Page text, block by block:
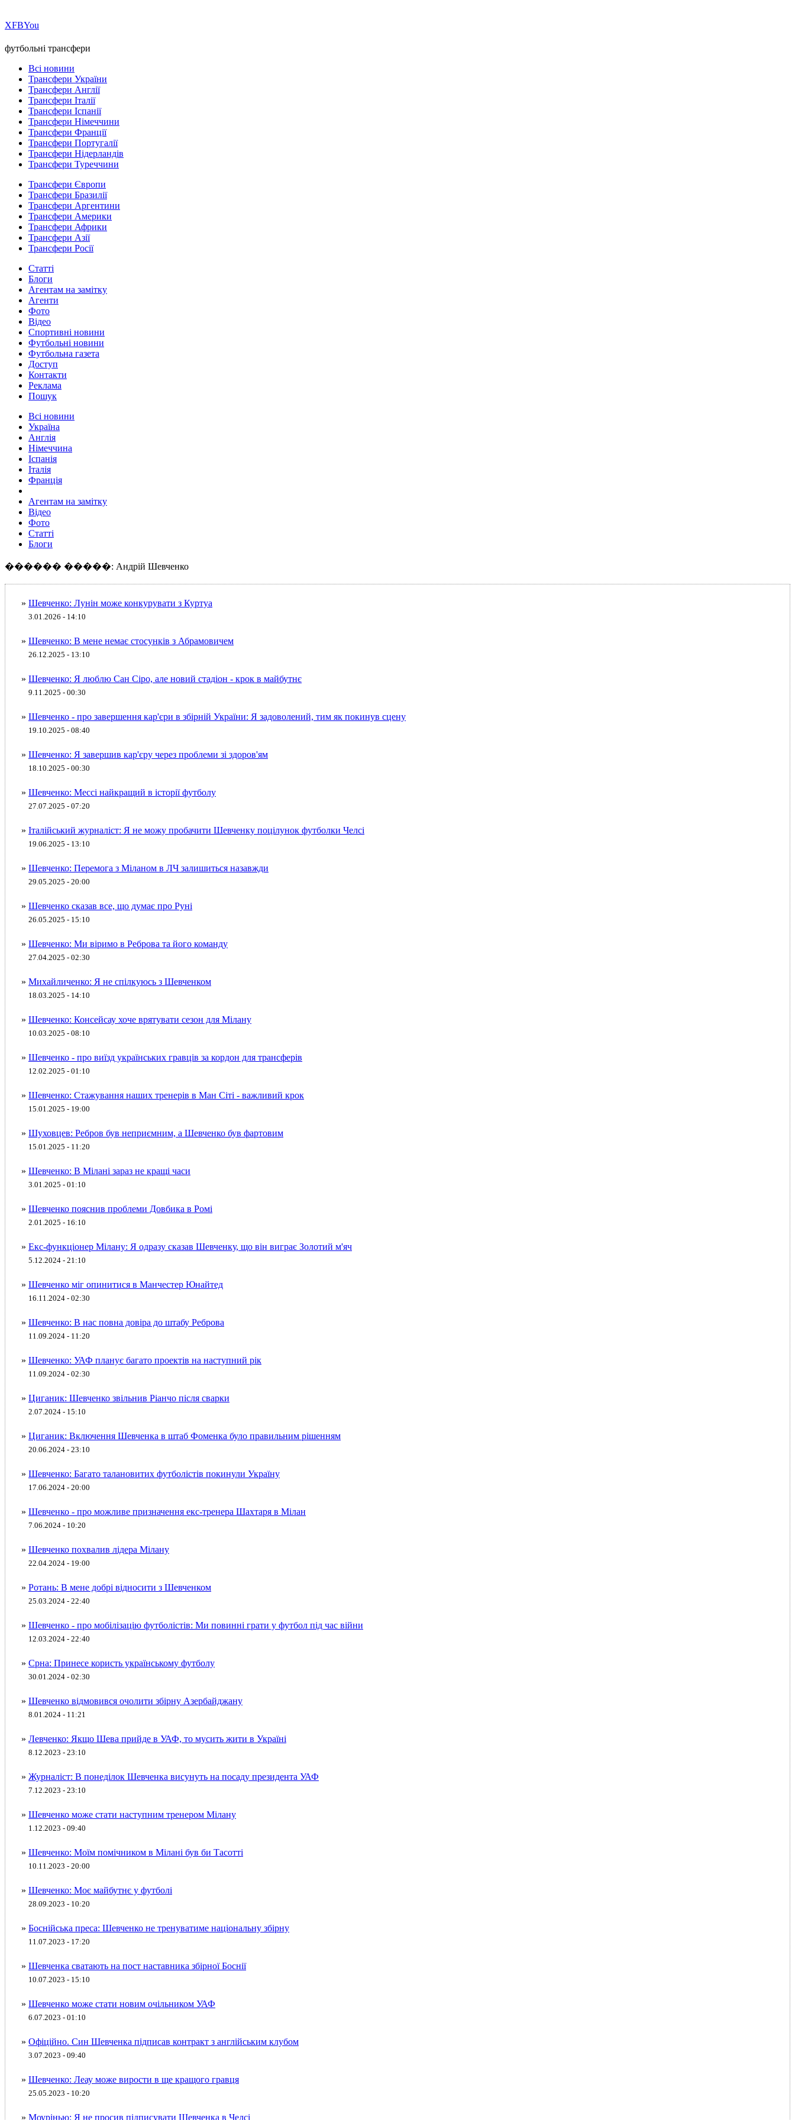
ХFBYou
футбольні трансфери
Всі новини
Трансфери України
Трансфери Англії
Трансфери Італії
Трансфери Іспанії
Трансфери Німеччини
Трансфери Франції
Трансфери Португалії
Трансфери Нідерландів
Трансфери Туреччини
Трансфери Європи
Трансфери Бразилії
Трансфери Аргентини
Трансфери Америки
Трансфери Африки
Трансфери Азії
Трансфери Росії
Статті
Блоги
Агентам на замітку
Агенти
Фото
Відео
Спортивні новини
Футбольні новини
Футбольна газета
Доступ
Контакти
Реклама
Пошук
Всі новини
Україна
Англія
Німеччина
Іспанія
Італія
Франція
Агентам на замітку
Відео
Фото
Статті
Блоги
������ �����: Андрій Шевченко
» Шевченко: Лунін може конкурувати з Куртуа
3.01.2026 - 14:10
» Шевченко: В мене немає стосунків з Абрамовичем
26.12.2025 - 13:10
» Шевченко: Я люблю Сан Сіро, але новий стадіон - крок в майбутнє
9.11.2025 - 00:30
» Шевченко - про завершення кар'єри в збірній України: Я задоволений, тим як покинув сцену
19.10.2025 - 08:40
» Шевченко: Я завершив кар'єру через проблеми зі здоров'ям
18.10.2025 - 00:30
» Шевченко: Мессі найкращий в історії футболу
27.07.2025 - 07:20
» Італійський журналіст: Я не можу пробачити Шевченку поцілунок футболки Челсі
19.06.2025 - 13:10
» Шевченко: Перемога з Міланом в ЛЧ залишиться назавжди
29.05.2025 - 20:00
» Шевченко сказав все, що думає про Руні
26.05.2025 - 15:10
» Шевченко: Ми віримо в Реброва та його команду
27.04.2025 - 02:30
» Михайличенко: Я не спілкуюсь з Шевченком
18.03.2025 - 14:10
» Шевченко: Консейсау хоче врятувати сезон для Мілану
10.03.2025 - 08:10
» Шевченко - про виїзд українських гравців за кордон для трансферів
12.02.2025 - 01:10
» Шевченко: Стажування наших тренерів в Ман Сіті - важливий крок
15.01.2025 - 19:00
» Шуховцев: Ребров був неприємним, а Шевченко був фартовим
15.01.2025 - 11:20
» Шевченко: В Мілані зараз не кращі часи
3.01.2025 - 01:10
» Шевченко пояснив проблеми Довбика в Ромі
2.01.2025 - 16:10
» Екс-функціонер Мілану: Я одразу сказав Шевченку, що він виграє Золотий м'яч
5.12.2024 - 21:10
» Шевченко міг опинитися в Манчестер Юнайтед
16.11.2024 - 02:30
» Шевченко: В нас повна довіра до штабу Реброва
11.09.2024 - 11:20
» Шевченко: УАФ планує багато проектів на наступний рік
11.09.2024 - 02:30
» Циганик: Шевченко звільнив Ріанчо після сварки
2.07.2024 - 15:10
» Циганик: Включення Шевченка в штаб Фоменка було правильним рішенням
20.06.2024 - 23:10
» Шевченко: Багато талановитих футболістів покинули Україну
17.06.2024 - 20:00
» Шевченко - про можливе призначення екс-тренера Шахтаря в Мілан
7.06.2024 - 10:20
» Шевченко похвалив лідера Мілану
22.04.2024 - 19:00
» Ротань: В мене добрі відносити з Шевченком
25.03.2024 - 22:40
» Шевченко - про мобілізацію футболістів: Ми повинні грати у футбол під час війни
12.03.2024 - 22:40
» Срна: Принесе користь українському футболу
30.01.2024 - 02:30
» Шевченко відмовився очолити збірну Азербайджану
8.01.2024 - 11:21
» Левченко: Якщо Шева прийде в УАФ, то мусить жити в Україні
8.12.2023 - 23:10
» Журналіст: В понеділок Шевченка висунуть на посаду президента УАФ
7.12.2023 - 23:10
» Шевченко може стати наступним тренером Мілану
1.12.2023 - 09:40
» Шевченко: Моїм помічником в Мілані був би Тасотті
10.11.2023 - 20:00
» Шевченко: Моє майбутнє у футболі
28.09.2023 - 10:20
» Боснійська преса: Шевченко не тренуватиме національну збірну
11.07.2023 - 17:20
» Шевченка сватають на пост наставника збірної Боснії
10.07.2023 - 15:10
» Шевченко може стати новим очільником УАФ
6.07.2023 - 01:10
» Офіційно. Син Шевченка підписав контракт з англійським клубом
3.07.2023 - 09:40
» Шевченко: Леау може вирости в ще кращого гравця
25.05.2023 - 10:20
» Моурінью: Я не просив підписувати Шевченка в Челсі